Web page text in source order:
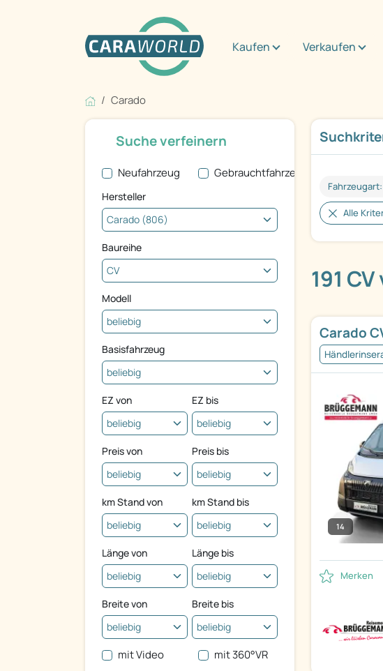
Kaufen Verkaufen
Carado
Alle
191
Carado
14
Merken
Suche verfeinern
Neufahrzeug Gebrauchtfahrzeug
Hersteller
Baureihe
Modell
Basisfahrzeug
EZ von EZ bis
Preis von Preis bis
km Stand von km Stand bis
Länge von Länge bis
Breite von Breite bis
mit Video mit 360°VR